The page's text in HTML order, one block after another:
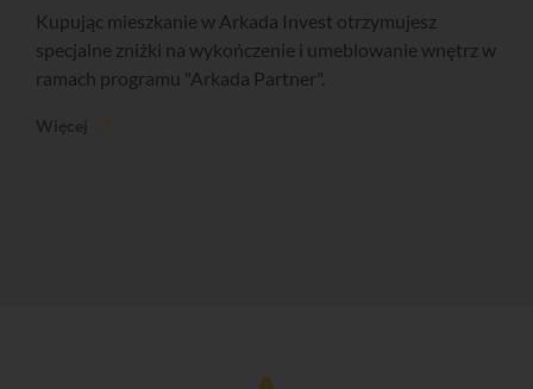
Kupując mieszkanie w Arkada Invest otrzymujesz
specjalne zniżki na wykończenie i umeblowanie wnętrz w
ramach programu "Arkada Partner".